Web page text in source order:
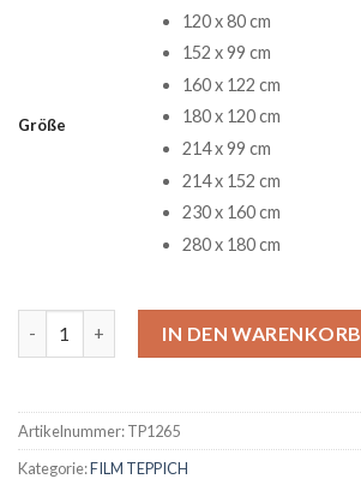
Größe
120 x 80 cm
152 x 99 cm
160 x 122 cm
180 x 120 cm
214 x 99 cm
214 x 152 cm
230 x 160 cm
280 x 180 cm
IN DEN WARENKORB
Artikelnummer:TP1265
Kategorie:FILM TEPPICH